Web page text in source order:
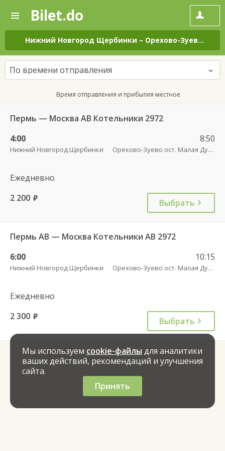
—
Поиск
и
покупка
билетов
на
автобус
онлайн
Bilet.do
Нижний Новгород Щербинки – Орехово-Зуево ост. Малая Дубна (ул. Центральная, д. 38) пов.
По времени отправления
Время отправления и прибытия местное
Пермь — Москва АВ Котельники 2972
4:00
Нижний Новгород Щербинки
8:50
Орехово-Зуево ост. Малая Дубна (ул. Центральная, д. 38) пов.
Ежедневно
2 200 руб. Выбрать
Пермь АВ — Москва Котельники АВ 2972
6:00
Нижний Новгород Щербинки
10:15
Орехово-Зуево ост. Малая Дубна (ул. Центральная, д. 38) пов.
Ежедневно
2 300 руб. Выбрать
Мы используем cookie-файлы для аналитики
ваших действий, рекомендаций и улучшения
сайта.
Принять